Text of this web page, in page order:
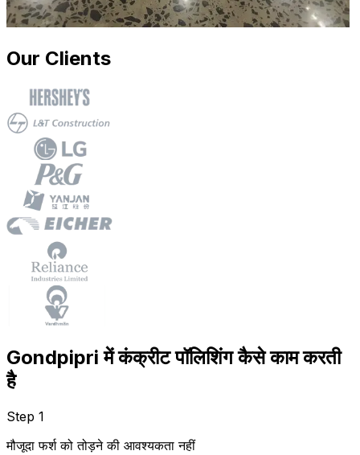
Our Clients
Gondpipri में कंक्रीट पॉलिशिंग कैसे काम करती
है
Step 1
मौजूदा फर्श को तोड़ने की आवश्यकता नहीं